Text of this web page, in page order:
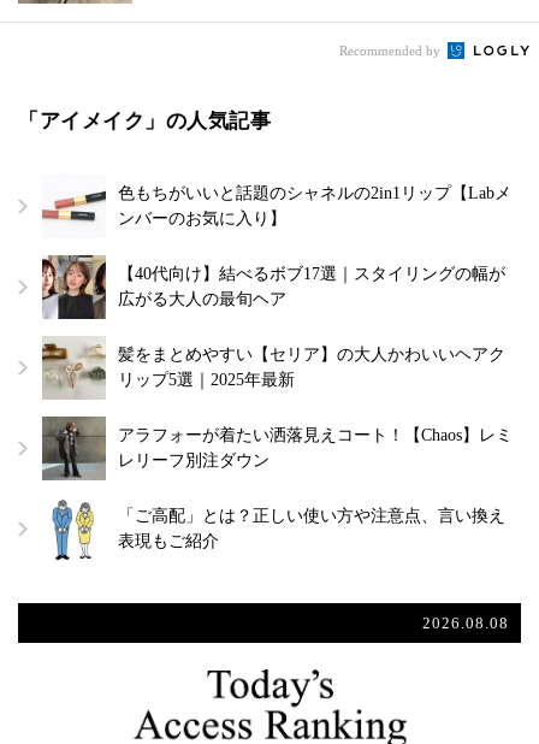
Recommended by
「アイメイク」の人気記事
色もちがいいと話題のシャネルの2in1リップ【Labメ
ンバーのお気に入り】
【40代向け】結べるボブ17選｜スタイリングの幅が
広がる大人の最旬ヘア
髪をまとめやすい【セリア】の大人かわいいヘアク
リップ5選｜2025年最新
アラフォーが着たい洒落見えコート！【Chaos】レミ
レリーフ別注ダウン
「ご高配」とは？正しい使い方や注意点、言い換え
表現もご紹介
2026.08.08